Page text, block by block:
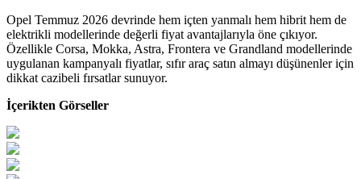
Opel Temmuz 2026 devrinde hem içten yanmalı hem hibrit hem de
elektrikli modellerinde değerli fiyat avantajlarıyla öne çıkıyor.
Özellikle Corsa, Mokka, Astra, Frontera ve Grandland modellerinde
uygulanan kampanyalı fiyatlar, sıfır araç satın almayı düşünenler için
dikkat cazibeli fırsatlar sunuyor.
İçerikten Görseller